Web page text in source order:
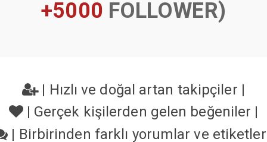
+5000 FOLLOWER)
| Hızlı ve doğal artan takipçiler |
| Gerçek kişilerden gelen beğeniler |
| Birbirinden farklı yorumlar ve